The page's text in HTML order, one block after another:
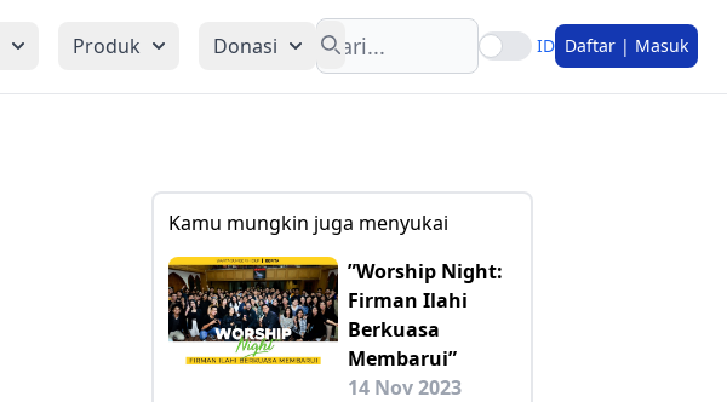
Produk Donasi
Search
ID Daftar | Masuk
Kamu mungkin juga menyukai
”Worship Night:
Firman Ilahi
Berkuasa
Membarui”
14 Nov 2023